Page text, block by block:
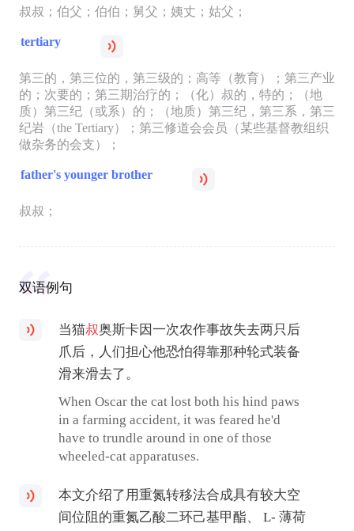
叔叔；伯父；伯伯；舅父；姨丈；姑父；
tertiary
第三的，第三位的，第三级的；高等（教育）；第三产业
的；次要的；第三期治疗的；（化）叔的，特的；（地
质）第三纪（或系）的；（地质）第三纪，第三系，第三
纪岩（the Tertiary）；第三修道会会员（某些基督教组织
做杂务的会支）；
father's younger brother
叔叔；
双语例句
当猫叔奥斯卡因一次农作事故失去两只后
爪后，人们担心他恐怕得靠那种轮式装备
滑来滑去了。
When Oscar the cat lost both his hind paws
in a farming accident, it was feared he'd
have to trundle around in one of those
wheeled-cat apparatuses.
本文介绍了用重氮转移法合成具有较大空
间位阻的重氮乙酸二环己基甲酯、 L- 薄荷